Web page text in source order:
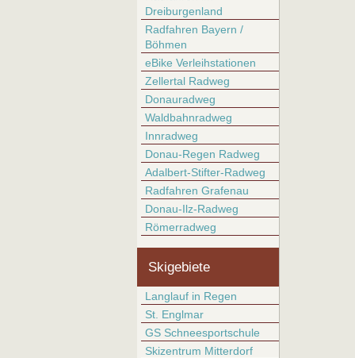
Dreiburgenland
Radfahren Bayern /
Böhmen
eBike Verleihstationen
Zellertal Radweg
Donauradweg
Waldbahnradweg
Innradweg
Donau-Regen Radweg
Adalbert-Stifter-Radweg
Radfahren Grafenau
Donau-Ilz-Radweg
Römerradweg
Skigebiete
Langlauf in Regen
St. Englmar
GS Schneesportschule
Skizentrum Mitterdorf